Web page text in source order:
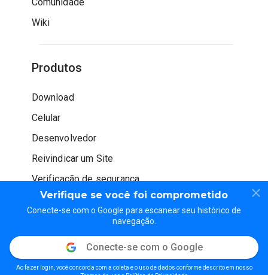
Verifique se você foi comprometido
Conecte-se com o Google para escanear seu histórico de
navegação.
Conecte-se com o Google
Ao fazer login, você concorda com a coleta e o uso de dados conforme descrito em nosso
Wiki
Produtos
Download
Celular
Desenvolvedor
Reivindicar um Site
Verificação de segurança
© WOT Services LP. Todos os direitos reservados